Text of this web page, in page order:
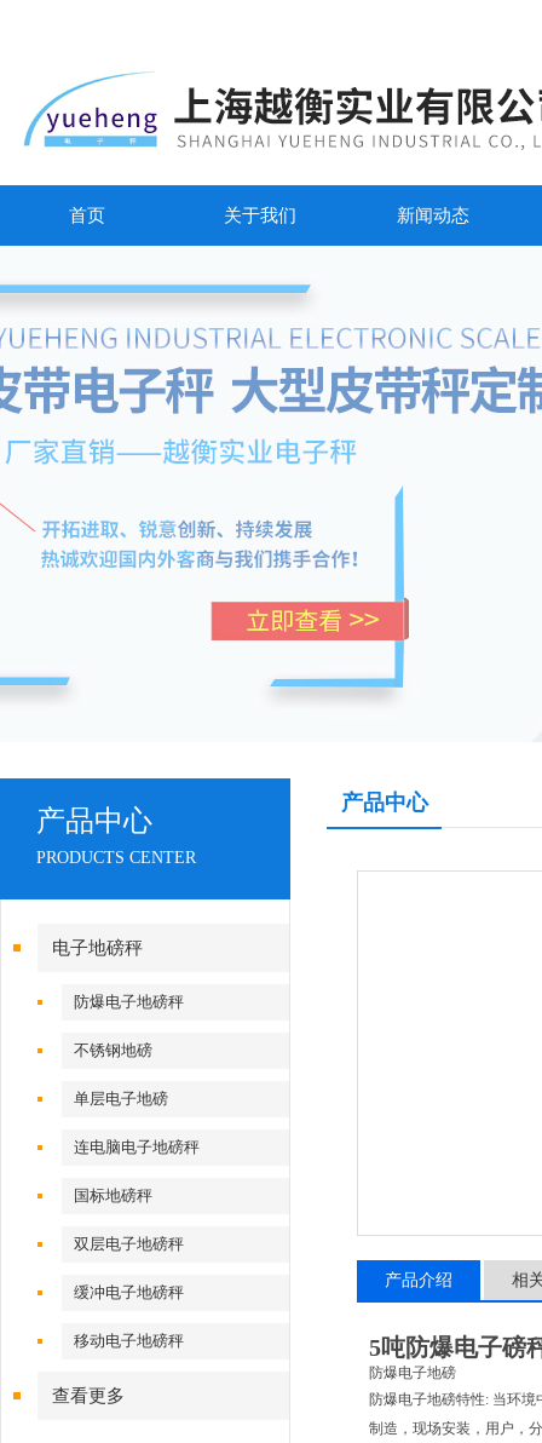
首页 关于我们 新闻动态
产品中心
PRODUCTS CENTER
电子地磅秤
防爆电子地磅秤
不锈钢地磅
单层电子地磅
连电脑电子地磅秤
国标地磅秤
双层电子地磅秤
缓冲电子地磅秤
移动电子地磅秤
查看更多
产品中心
产品介绍 相
5吨防爆电子磅
防爆电子地磅
防爆电子地磅特性: 当环境
制造，现场安装，用户，